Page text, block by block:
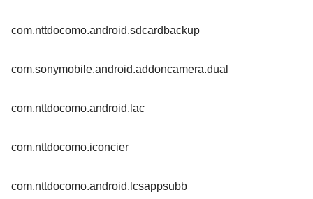
com.nttdocomo.android.sdcardbackup
com.sonymobile.android.addoncamera.dual
com.nttdocomo.android.lac
com.nttdocomo.iconcier
com.nttdocomo.android.lcsappsubb